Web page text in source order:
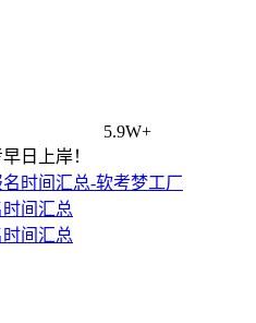
5.9W+
日上岸！
间汇总
间汇总